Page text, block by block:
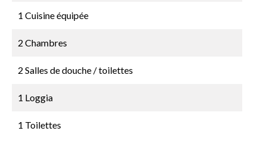
1 Cuisine équipée
2 Chambres
2 Salles de douche / toilettes
1 Loggia
1 Toilettes